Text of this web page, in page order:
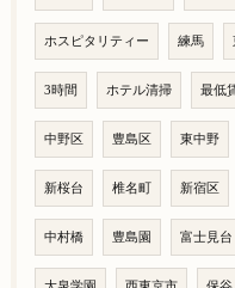
ホスピタリティー 練馬
3時間 ホテル清掃 最低
中野区 豊島区 東中野
新桜台 椎名町 新宿区
中村橋 豊島園 富士見台